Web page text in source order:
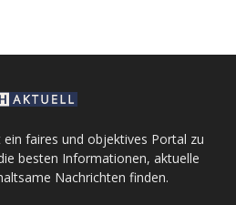
ein faires und objektives Portal zu
besten Informationen, aktuelle
Nachrichten finden.